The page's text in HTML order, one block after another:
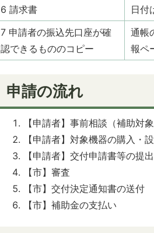
6 請求書
日付
7 申請者の振込先口座が確
認できるもののコピー
通帳
報ペ
申請の流れ
【申請者】事前相談（補助対
【申請者】対象機器の購入・
【申請者】交付申請書等の提出
【市】審査
【市】交付決定通知書の送付
【市】補助金の支払い